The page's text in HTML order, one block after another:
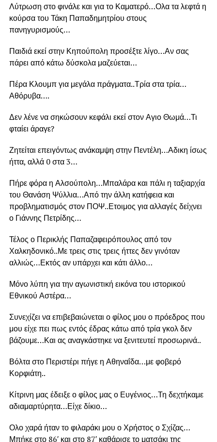
Λύτρωση στο φινάλε και για το Καματερό…Ολα τα λεφτά η
κούρσα του Τάκη Παπαδημητρίου στους
πανηγυρισμούς…
Παιδιά εκεί στην Κηπούπολη προσέξτε λίγο…Αν σας
πάρει από κάτω δύσκολα μαζεύεται…
Πέρα Κλουμπ για μεγάλα πράγματα..Τρία στα τρία…
Αθόρυβα….
Δεν λένε να σηκώσουν κεφάλι εκεί στον Αγιο Θωμά…Τι
φταίει άραγε?
Ζητείται επειγόντως ανάκαμψη στην Πεντέλη…Αδικη ίσως
ήττα, αλλά 0 στα 3…
Πήρε φόρα η Αλσούπολη…Μπαλάρα και πάλι η ταξιαρχία
του Θανάση Ψύλλια…Από την άλλη κατήφεια και
προβληματισμός στον ΠΟΨ..Ετοιμος για αλλαγές δείχνει
ο Γιάννης Πετρίδης…
Τέλος ο Περικλής Παπαζαφειρόπουλος από τον
Χαλκηδονικό..Με τρεις στις τρεις ήττες δεν γινόταν
αλλιώς…Εκτός αν υπάρχει και κάτι άλλο…
Μόνο λύπη για την αγωνιστική εικόνα του ιστορικού
Εθνικού Αστέρα…
Συνεχίζει να επιβεβαιώνεται ο φίλος μου ο πρόεδρος που
μου είχε πει πως εντός έδρας κάτω από τρία γκολ δεν
βάζουμε…Και ας αναγκάστηκε να ξενιτευτεί προσωρινά..
Βόλτα στο Περιστέρι πήγε η Αθηναΐδα…με φοβερό
Κορφιάτη..
Κίτρινη μας έδειξε ο φίλος μας ο Ευγένιος…Τη δεχτήκαμε
αδιαμαρτύρητα…Είχε δίκιο…
Ολο χαρά ήταν το φιλαράκι μου ο Χρήστος ο Σχίζας…
Μπήκε στο 86′ και στο 87′ καθάρισε το ματσάκι της